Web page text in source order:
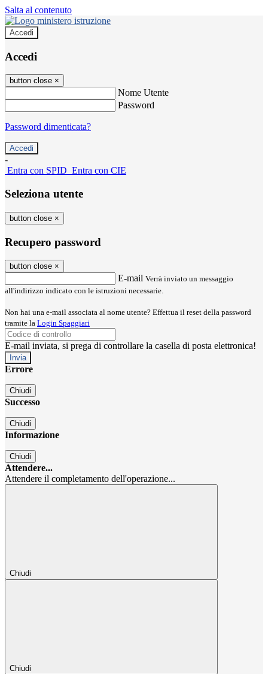
Salta al contenuto
Accedi
Accedi
button close ×
Nome Utente
Password
Password dimenticata?
-
Entra con SPID Entra con CIE
Seleziona utente
button close ×
Recupero password
button close ×
E-mail Verrà inviato un messaggio
all'indirizzo indicato con le istruzioni necessarie.
Non hai una e-mail associata al nome utente? Effettua il reset della password
tramite la Login Spaggiari
E-mail inviata, si prega di controllare la casella di posta elettronica!
Errore
Chiudi
Successo
Chiudi
Informazione
Chiudi
Attendere...
Attendere il completamento dell'operazione...
Chiudi
Chiudi